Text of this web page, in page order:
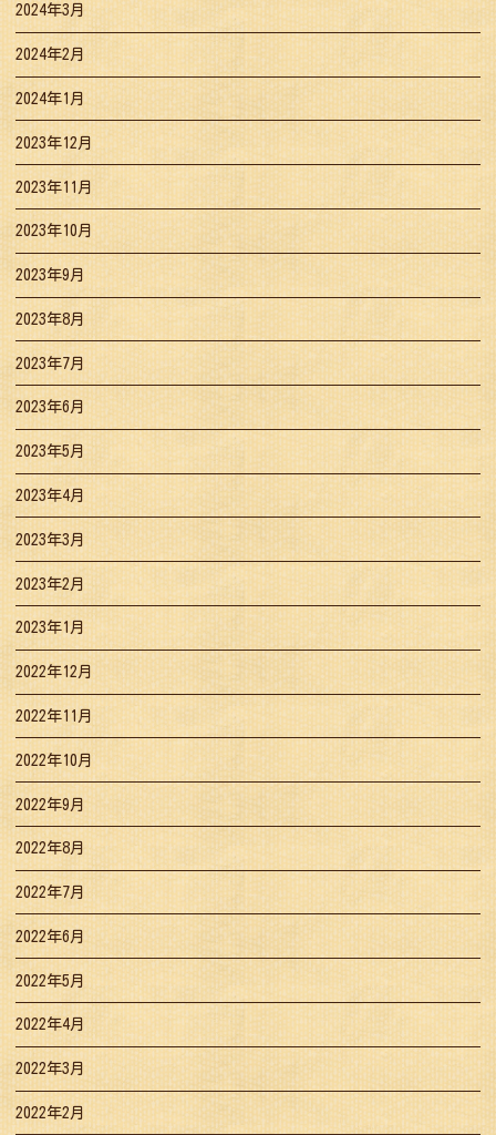
2024年3月
2024年2月
2024年1月
2023年12月
2023年11月
2023年10月
2023年9月
2023年8月
2023年7月
2023年6月
2023年5月
2023年4月
2023年3月
2023年2月
2023年1月
2022年12月
2022年11月
2022年10月
2022年9月
2022年8月
2022年7月
2022年6月
2022年5月
2022年4月
2022年3月
2022年2月